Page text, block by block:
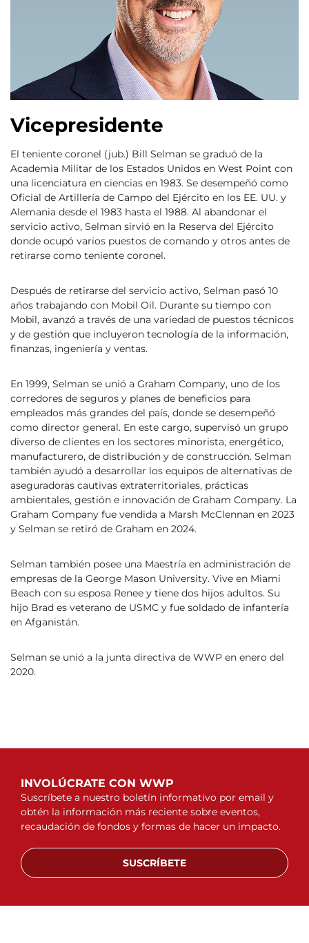
Vicepresidente
El teniente coronel (jub.) Bill Selman se graduó de la
Academia Militar de los Estados Unidos en West Point con
una licenciatura en ciencias en 1983. Se desempeñó como
Oficial de Artillería de Campo del Ejército en los EE. UU. y
Alemania desde el 1983 hasta el 1988. Al abandonar el
servicio activo, Selman sirvió en la Reserva del Ejército
donde ocupó varios puestos de comando y otros antes de
retirarse como teniente coronel.
Después de retirarse del servicio activo, Selman pasó 10
años trabajando con Mobil Oil. Durante su tiempo con
Mobil, avanzó a través de una variedad de puestos técnicos
y de gestión que incluyeron tecnología de la información,
finanzas, ingeniería y ventas.
En 1999, Selman se unió a Graham Company, uno de los
corredores de seguros y planes de beneficios para
empleados más grandes del país, donde se desempeñó
como director general. En este cargo, supervisó un grupo
diverso de clientes en los sectores minorista, energético,
manufacturero, de distribución y de construcción. Selman
también ayudó a desarrollar los equipos de alternativas de
aseguradoras cautivas extraterritoriales, prácticas
ambientales, gestión e innovación de Graham Company. La
Graham Company fue vendida a Marsh McClennan en 2023
y Selman se retiró de Graham en 2024.
Selman también posee una Maestría en administración de
empresas de la George Mason University. Vive en Miami
Beach con su esposa Renee y tiene dos hijos adultos. Su
hijo Brad es veterano de USMC y fue soldado de infantería
en Afganistán.
Selman se unió a la junta directiva de WWP en enero del
2020.
INVOLÚCRATE CON WWP
Suscríbete a nuestro boletín informativo por email y
obtén la información más reciente sobre eventos,
recaudación de fondos y formas de hacer un impacto.
SUSCRÍBETE